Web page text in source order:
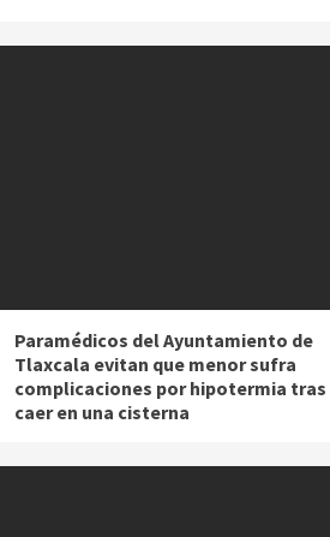
Paramédicos del Ayuntamiento de
Tlaxcala evitan que menor sufra
complicaciones por hipotermia tras
caer en una cisterna